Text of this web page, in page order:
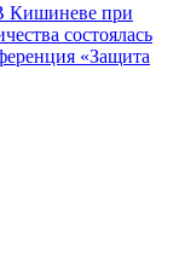
при
состоялась
«Защита